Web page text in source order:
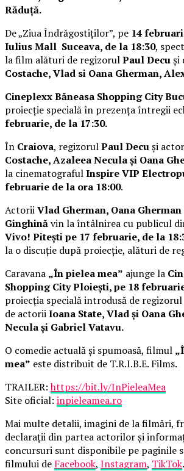
Răduță.
De „Ziua Îndrăgostiților”, pe 14
Iulius Mall Suceava, de la 18:30,
la film alături de regizorulPaul Decuși
Costache, Vlad si Oana Gherman,
Cineplexx Băneasa Shopping City
proiecție specială în prezența întregii
februarie, de la 17:30.
În Craiova, regizorulPaul Decuși
Costache, Azaleea Necula și Oana
la cinematografulInspire VIP
februarie de la ora 18:00.
ActoriiVlad Gherman, Oana
Ginghinăvin la întâlnirea cu publicul
Vivo! Pitești pe 17 februarie, de la
la o discuție după proiecție, alături de
Caravana „În pielea mea” ajunge la
Shopping City Ploiești, pe 18
proiecția specială introdusă de regizorul
de actoriiIoana State, Vlad și Oana
Necula și Gabriel Vatavu.
O comedie actuală și spumoasă, filmul
mea” este distribuit de T.R.I.B.E. Films.
TRAILER:https://bit.ly/InPieleaMea
Site oficial: inpieleamea.ro
Mai multe detalii, imagini de la filmări,
declarații din partea actorilor și
concursuri sunt disponibile pe paginile
filmului de Facebook, Instagram, TikTok.